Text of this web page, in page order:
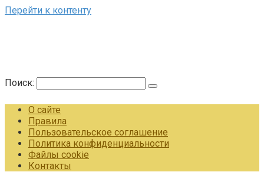
Перейти к контенту
Поиск:
О сайте
Правила
Пользовательское соглашение
Политика конфиденциальности
Файлы cookie
Контакты